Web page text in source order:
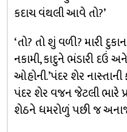
કદાચ વંથલી આવે તો?’
‘તો? તો શું વળી? મારી
નકામી, કાદુને ભંડારી દઉં
ઓહોની.’પંદર શેર
પંદર શેર વજન જેટલી ભારે
શેઠને ધમરોળું પછી જ